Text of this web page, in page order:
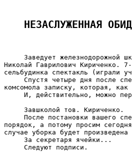
НЕЗАСЛУЖЕННАЯ
Заведует железнодорожной
Николай Гаврилович Кириченко.
сельбудинка спектакль (играли
Спустя четыре дня после
комсомола записку, которая,
И, действительно, можно
     Завшколой тов. Кириченко.
После постановки вашего
порядок, а потому просим
случае уборка будет
     За секретаря ячейки...
     Следуют подписи.